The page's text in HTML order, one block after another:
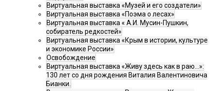
Виртуальная выставка «Музей и его создатели»
Виртуальная выставка «Поэма о лесах»
Виртуальная выставка « А.И. Мусин-Пушкин,
собиратель редкостей»
Виртуальная выставка «Крым в истории, культуре
и экономике России»
Освобождение
Виртуальная выставка «Живу здесь как в раю…»:
130 лет со дня рождения Виталия Валентиновича
Бианки.